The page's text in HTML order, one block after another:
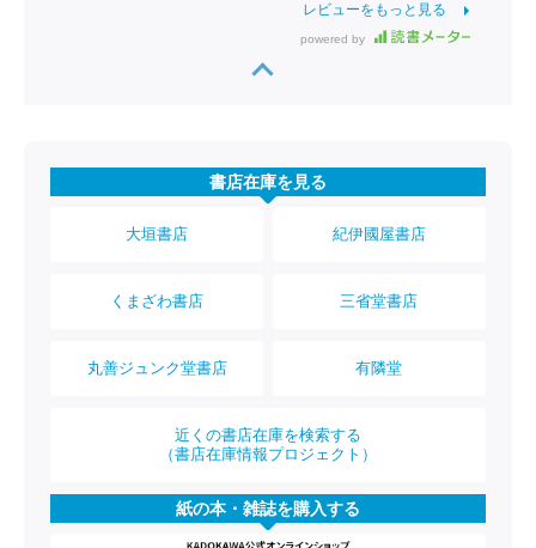
レビューをもっと見る
powered by
書店在庫を見る
大垣書店 紀伊國屋書店
くまざわ書店 三省堂書店
丸善ジュンク堂書店 有隣堂
近くの書店在庫を検索する
（書店在庫情報プロジェクト）
紙の本・雑誌を購入する